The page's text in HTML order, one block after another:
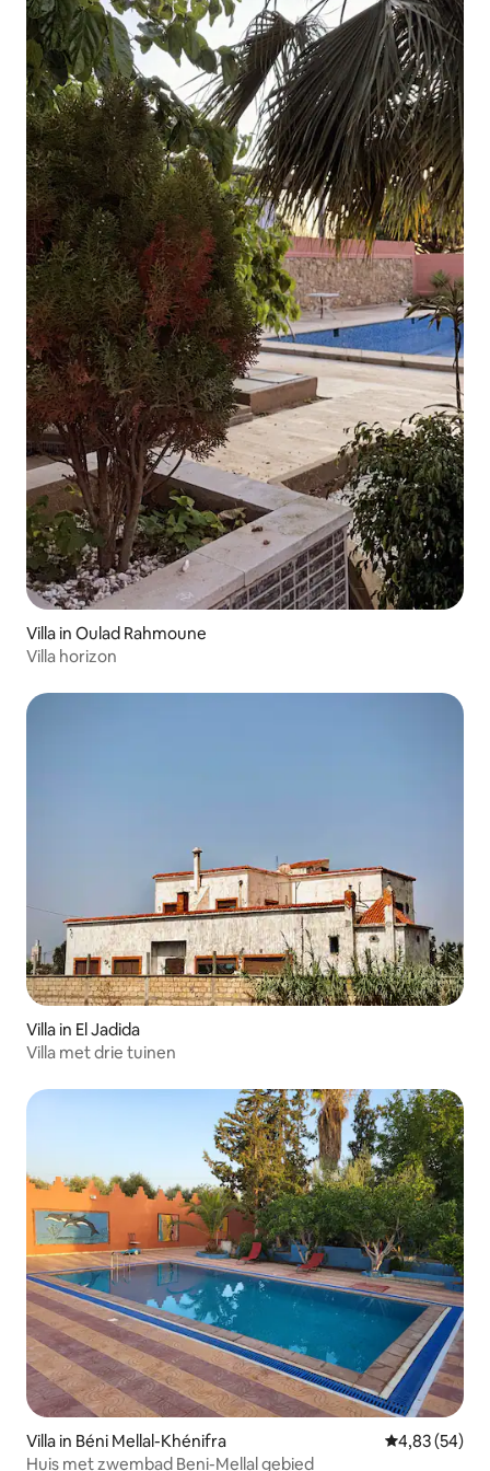
Villa in Oulad Rahmoune
Villa horizon
Villa in El Jadida
Villa met drie tuinen
Villa in Béni Mellal-Khénifra Gemiddelde
4,83 (54)
Huis met zwembad Beni-Mellal gebied